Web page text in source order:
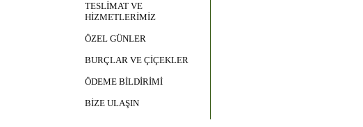
TESLİMAT VE
HİZMETLERİMİZ
ÖZEL GÜNLER
BURÇLAR VE ÇİÇEKLER
ÖDEME BİLDİRİMİ
BİZE ULAŞIN